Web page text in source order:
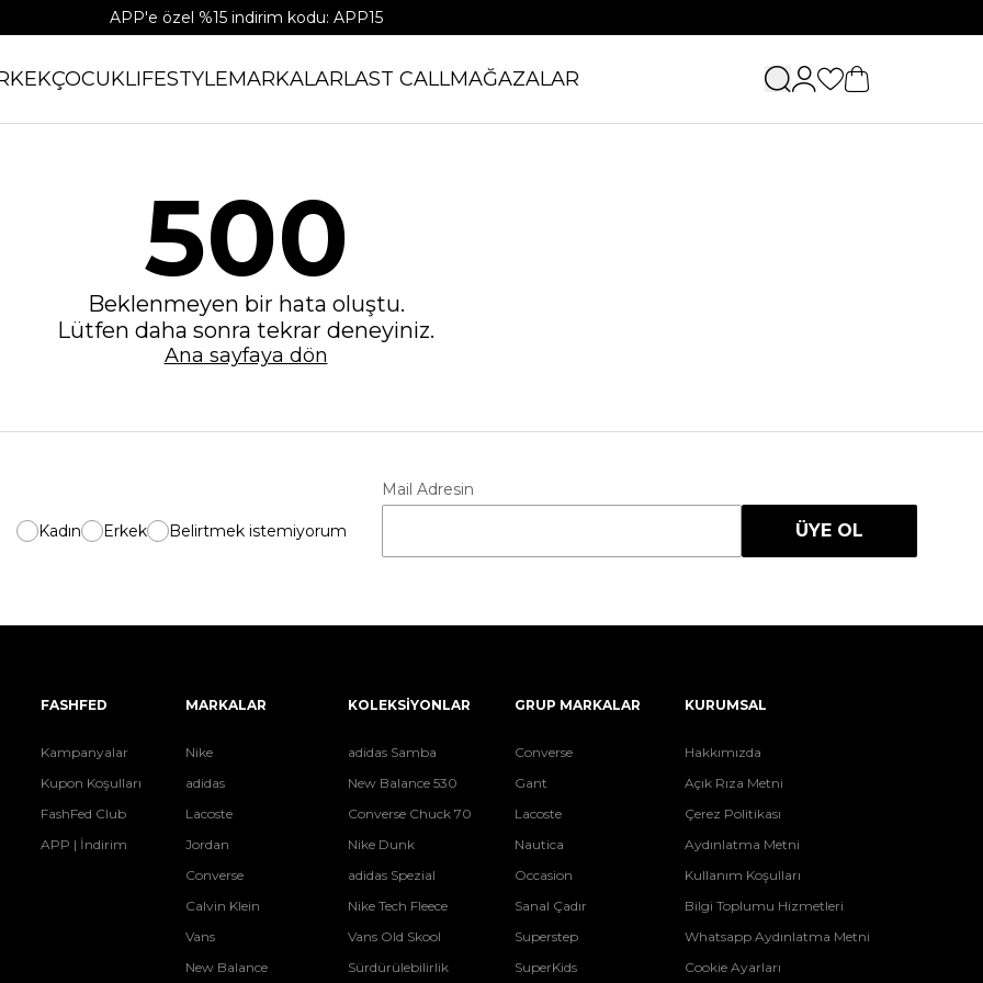
APP'e özel %15 indirim kodu: APP15
ÇOCUKLIFESTYLEMARKALARLAST CALLMAĞAZALAR
500
Beklenmeyen bir hata oluştu.
Lütfen daha sonra tekrar deneyiniz.
Ana sayfaya dön
Kadın Erkek Belirtmek istemiyorum
Mail Adresin
ÜYE OL
FASHFED
Kampanyalar
Kupon Koşulları
FashFed Club
APP | İndirim
MARKALAR
Nike
adidas
Lacoste
Jordan
Converse
Calvin Klein
Vans
New Balance
KOLEKSİYONLAR
adidas Samba
New Balance 530
Converse Chuck 70
Nike Dunk
adidas Spezial
Nike Tech Fleece
Vans Old Skool
Sürdürülebilirlik
GRUP MARKALAR
Converse
Gant
Lacoste
Nautica
Occasion
Sanal Çadır
Superstep
SuperKids
KURUMSAL
Hakkımızda
Açık Rıza Metni
Çerez Politikası
Aydınlatma Metni
Kullanım Koşulları
Bilgi Toplumu Hizmetleri
Whatsapp Aydınlatma Metni
Cookie Ayarları